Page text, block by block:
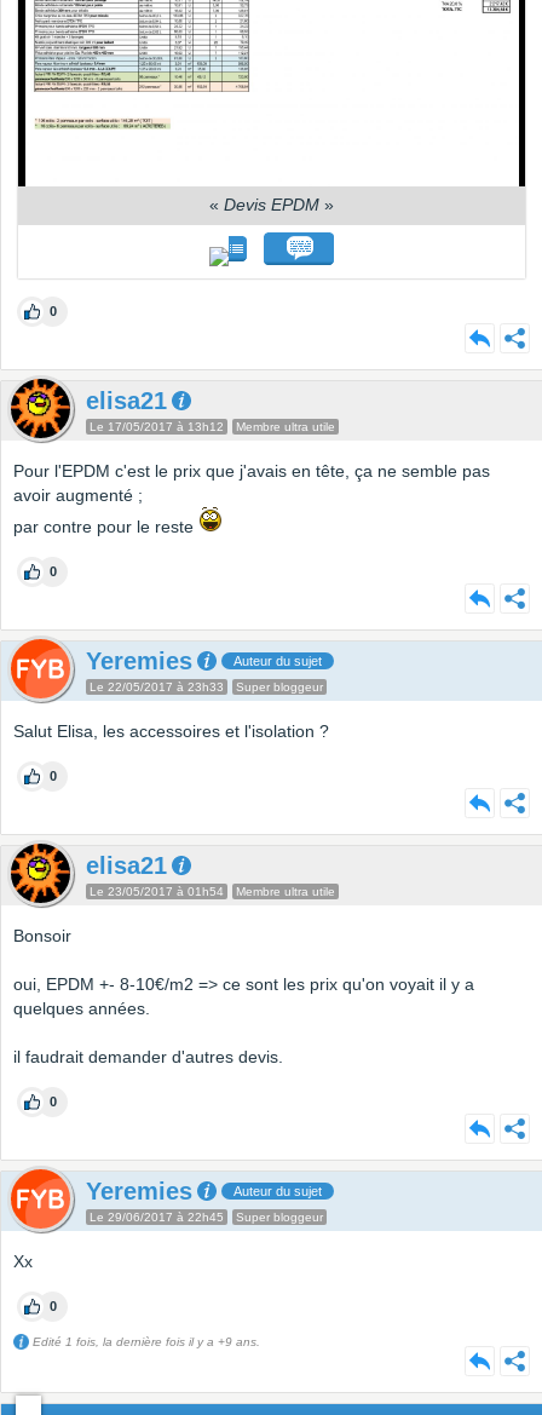
« Devis EPDM »
0
elisa21
Le 17/05/2017 à 13h12 Membre ultra utile
Pour l'EPDM c'est le prix que j'avais en tête, ça ne semble pas
avoir augmenté ;
par contre pour le reste
0
Yeremies Auteur du sujet
Le 22/05/2017 à 23h33 Super bloggeur
Salut Elisa, les accessoires et l'isolation ?
0
elisa21
Le 23/05/2017 à 01h54 Membre ultra utile
Bonsoir
oui, EPDM +- 8-10€/m2 => ce sont les prix qu'on voyait il y a
quelques années.
il faudrait demander d'autres devis.
0
Yeremies Auteur du sujet
Le 29/06/2017 à 22h45 Super bloggeur
Xx
0
Edité 1 fois, la dernière fois il y a +9 ans.